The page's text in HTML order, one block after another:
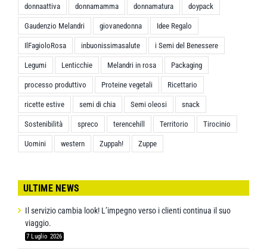
donnaattiva donnamamma donnamatura doypack
Gaudenzio Melandri giovanedonna Idee Regalo
IlFagioloRosa inbuonissimasalute i Semi del Benessere
Legumi Lenticchie Melandri in rosa Packaging
processo produttivo Proteine vegetali Ricettario
ricette estive semi di chia Semi oleosi snack
Sostenibilità spreco terencehill Territorio Tirocinio
Uomini western Zuppah! Zuppe
ULTIME NEWS
Il servizio cambia look! L’impegno verso i clienti continua il suo
viaggio.
7 Luglio 2026